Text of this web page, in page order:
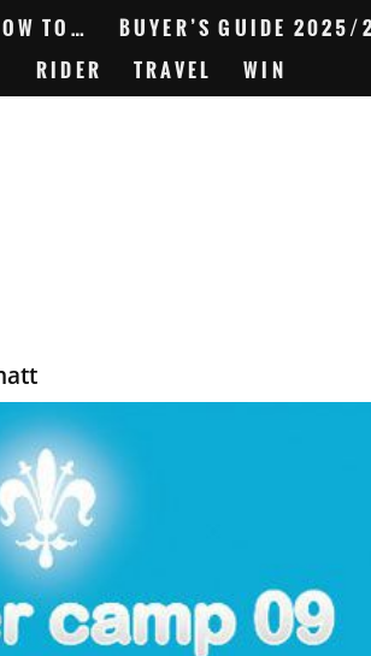
TO… BUYER’S GUIDE 2025/
RIDER
TRAVEL WIN